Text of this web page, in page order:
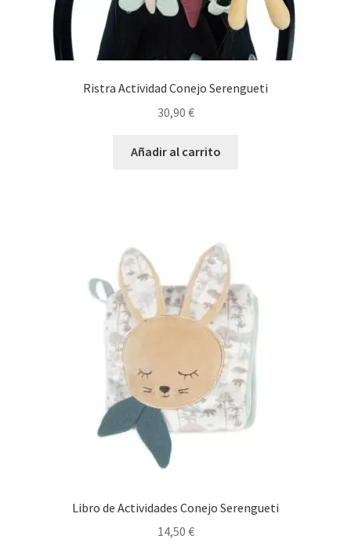
Ristra Actividad Conejo Serengueti
30,90 €
Añadir al carrito
Libro de Actividades Conejo Serengueti
14,50 €